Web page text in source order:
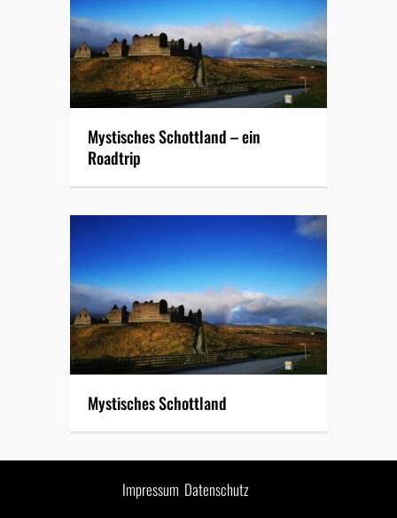
Mystisches Schottland – ein
Roadtrip
Mystisches Schottland
Impressum Datenschutz